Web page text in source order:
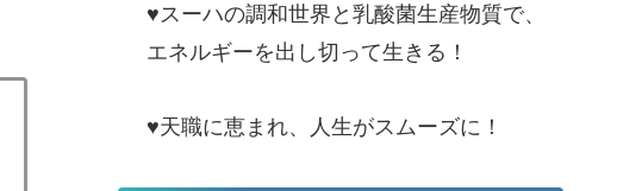
♥スーハの調和世界と乳酸菌生産物質で、
エネルギーを出し切って生きる！
♥天職に恵まれ、人生がスムーズに！